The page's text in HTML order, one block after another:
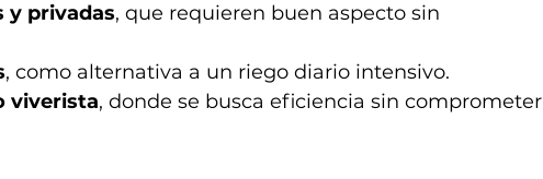
y privadas, que requieren buen aspecto sin
, como alternativa a un riego diario intensivo.
viverista, donde se busca eficiencia sin comprometer